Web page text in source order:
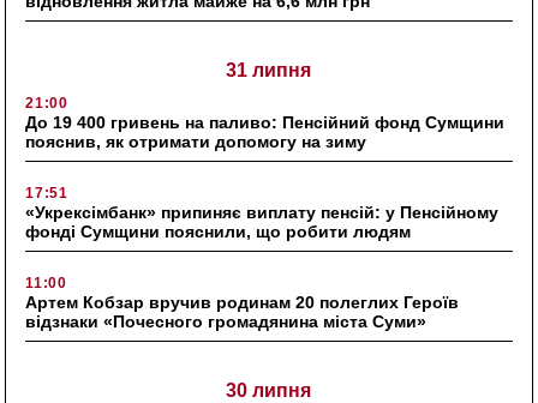
31 липня
21:00
До 19 400 гривень на паливо: Пенсійний фонд Сумщини
пояснив, як отримати допомогу на зиму
17:51
«Укрексімбанк» припиняє виплату пенсій: у Пенсійному
фонді Сумщини пояснили, що робити людям
11:00
Артем Кобзар вручив родинам 20 полеглих Героїв
відзнаки «Почесного громадянина міста Суми»
30 липня